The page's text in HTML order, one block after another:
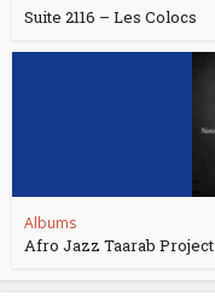
Suite 2116 – Les Colocs
Albums
Afro Jazz Taarab Project